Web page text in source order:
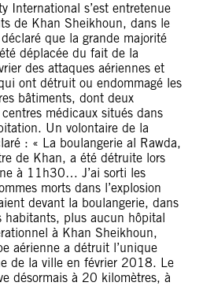
International s’est entretenue
de Khan Sheikhoun, dans le
que la grande majorité
déplacée du fait de la
des attaques aériennes et
ont détruit ou endommagé les
bâtiments, dont deux
médicaux situés dans
Un volontaire de la
: « La boulangerie al Rawda,
de Khan, a été détruite lors
à 11h30… J’ai sorti les
morts dans l’explosion
devant la boulangerie, dans
habitants, plus aucun hôpital
à Khan Sheikhoun,
aérienne a détruit l’unique
de la ville en février 2018. Le
désormais à 20 kilomètres, à